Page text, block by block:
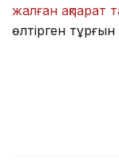
жалған ақпарат
өлтірген тұрғын